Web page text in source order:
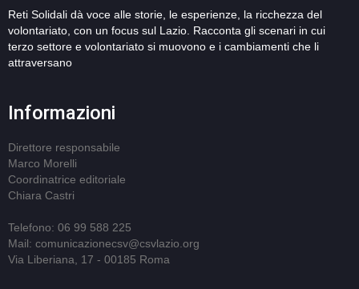
Reti Solidali dà voce alle storie, le esperienze, la ricchezza del
volontariato, con un focus sul Lazio. Racconta gli scenari in cui
terzo settore e volontariato si muovono e i cambiamenti che li
attraversano
Informazioni
Direttore responsabile
Marco Morelli
Coordinatrice editoriale
Chiara Castri
Telefono: 06 99 588 225
Mail: comunicazionecsv@csvlazio.org
Via Liberiana, 17 - 00185 Roma